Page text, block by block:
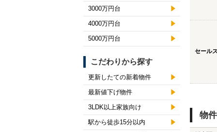
セール
物
3000万円台
4000万円台
5000万円台
こだわりから探す
更新したての新着物件
最新値下げ物件
3LDK以上家族向け
駅から徒歩15分以内